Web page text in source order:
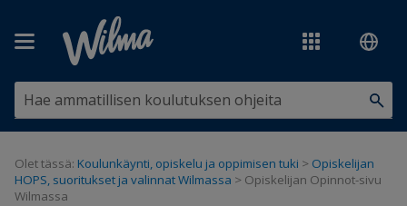
Olet tässä: Koulunkäynti, opiskelu ja oppimisen tuki > Opiskelijan
HOPS, suoritukset ja valinnat Wilmassa > Opiskelijan Opinnot-sivu
Wilmassa